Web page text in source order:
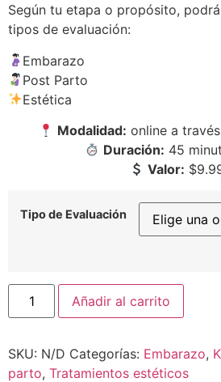
Según tu etapa o propósito,
tipos de evaluación:
Embarazo
Post Parto
Estética
Modalidad: online a
Duración: 45
Valor:
Tipo de Evaluación
Añadir al carrito
SKU: N/D Categorías: Embarazo,
parto, Tratamientos estéticos